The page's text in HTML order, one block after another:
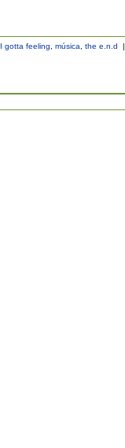
I gotta feeling música the e.n.d |